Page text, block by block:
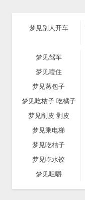
梦见别人开车
梦见驾车
梦见噎住
梦见蒸包子
梦见吃桔子 吃橘子
梦见削皮 剥皮
梦见乘电梯
梦见吃桔子
梦见吃水饺
梦见咀嚼